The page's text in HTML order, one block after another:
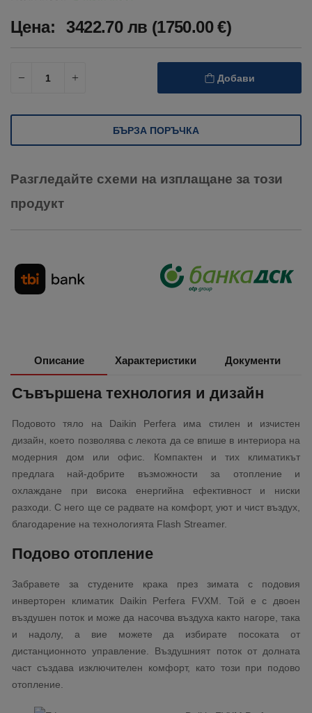
Цена: 3422.70 лв (1750.00 €)
Добави
БЪРЗА ПОРЪЧКА
Разгледайте схеми на изплащане за този
продукт
Описание Характеристики Документи
Съвършена технология и дизайн
Подовото тяло на Daikin Perfera има стилен и изчистен
дизайн, което позволява с лекота да се впише в интериора на
модерния дом или офис. Компактен и тих климатикът
предлага най-добрите възможности за отопление и
охлаждане при висока енергийна ефективност и ниски
разходи. С него ще се радвате на комфорт, уют и чист въздух,
благодарение на технологията Flash Streamer.
Подово отопление
Забравете за студените крака през зимата с подовия
инверторен климатик Daikin Perfera FVXM. Той е с двоен
въздушен поток и може да насочва въздуха както нагоре, така
и надолу, а вие можете да избирате посоката от
дистанционното управление. Въздушният поток от долната
част създава изключителен комфорт, като този при подово
отопление.